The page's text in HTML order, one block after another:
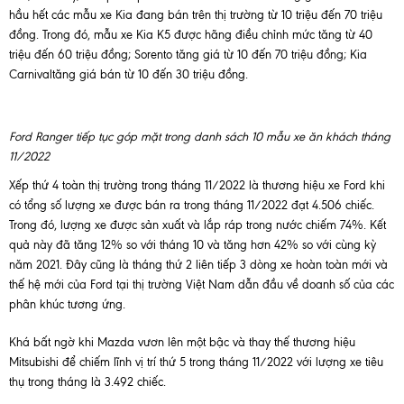
hầu hết các mẫu xe Kia đang bán trên thị trường từ 10 triệu đến 70 triệu
đồng. Trong đó, mẫu xe Kia K5 được hãng điều chỉnh mức tăng từ 40
triệu đến 60 triệu đồng; Sorento tăng giá từ 10 đến 70 triệu đồng; Kia
Carnivaltăng giá bán từ 10 đến 30 triệu đồng.
Ford Ranger tiếp tục góp mặt trong danh sách 10 mẫu xe ăn khách tháng
11/2022
Xếp thứ 4 toàn thị trường trong tháng 11/2022 là thương hiệu xe Ford khi
có tổng số lượng xe được bán ra trong tháng 11/2022 đạt 4.506 chiếc.
Trong đó, lượng xe được sản xuất và lắp ráp trong nước chiếm 74%. Kết
quả này đã tăng 12% so với tháng 10 và tăng hơn 42% so với cùng kỳ
năm 2021. Đây cũng là tháng thứ 2 liên tiếp 3 dòng xe hoàn toàn mới và
thế hệ mới của Ford tại thị trường Việt Nam dẫn đầu về doanh số của các
phân khúc tương ứng.
Khá bất ngờ khi Mazda vươn lên một bậc và thay thế thương hiệu
Mitsubishi để chiếm lĩnh vị trí thứ 5 trong tháng 11/2022 với lượng xe tiêu
thụ trong tháng là 3.492 chiếc.